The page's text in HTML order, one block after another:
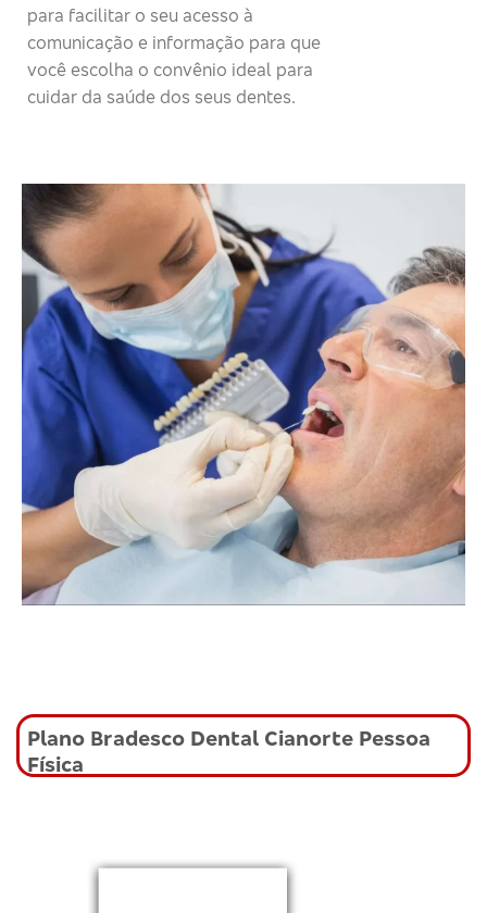
para facilitar o seu acesso à
comunicação e informação para que
você escolha o convênio ideal para
cuidar da saúde dos seus dentes.
Plano Bradesco Dental Cianorte Pessoa
Física